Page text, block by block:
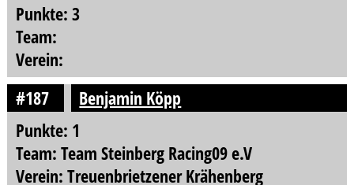
Punkte: 3
Team:
Verein:
#187
Benjamin Köpp
Punkte: 1
Team: Team Steinberg Racing09 e.V
Verein: Treuenbrietzener Krähenberg